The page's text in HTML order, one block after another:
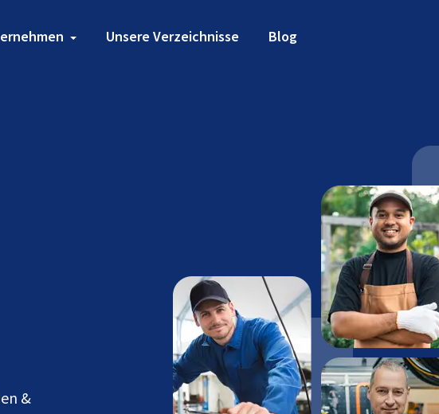
Unsere Verzeichnisse Blog
&